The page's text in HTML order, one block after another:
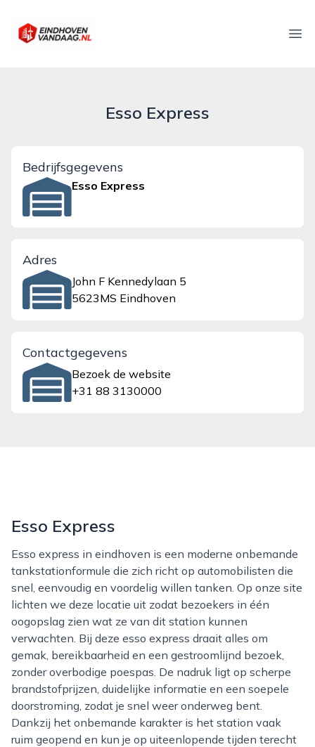
eindhovenvandaag.nl
Esso Express
Bedrijfsgegevens
Esso Express
Adres
John F Kennedylaan 5
5623MS Eindhoven
Contactgegevens
Bezoek de website
+31 88 3130000
Esso Express
Esso express in eindhoven is een moderne onbemande
tankstationformule die zich richt op automobilisten die
snel, eenvoudig en voordelig willen tanken. Op onze site
lichten we deze locatie uit zodat bezoekers in één
oogopslag zien wat ze van dit station kunnen
verwachten. Bij deze esso express draait alles om
gemak, bereikbaarheid en een gestroomlijnd bezoek,
zonder overbodige poespas. De nadruk ligt op scherpe
brandstofprijzen, duidelijke informatie en een soepele
doorstroming, zodat je snel weer onderweg bent.
Dankzij het onbemande karakter is het station vaak
ruim geopend en kun je op uiteenlopende tijden terecht